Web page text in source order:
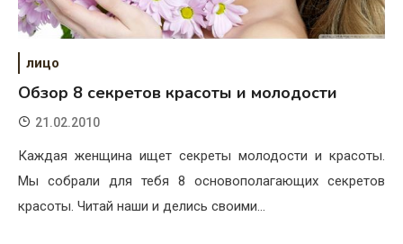
лицо
Обзор 8 секретов красоты и молодости
21.02.2010
Каждая женщина ищет секреты молодости и красоты.
Мы собрали для тебя 8 основополагающих секретов
красоты. Читай наши и делись своими…